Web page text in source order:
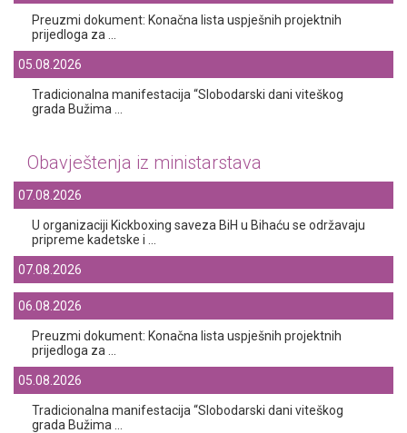
Preuzmi dokument: Konačna lista uspješnih projektnih
prijedloga za ...
05.08.2026
Tradicionalna manifestacija “Slobodarski dani viteškog
grada Bužima ...
Obavještenja iz ministarstava
07.08.2026
U organizaciji Kickboxing saveza BiH u Bihaću se održavaju
pripreme kadetske i ...
07.08.2026
06.08.2026
Preuzmi dokument: Konačna lista uspješnih projektnih
prijedloga za ...
05.08.2026
Tradicionalna manifestacija “Slobodarski dani viteškog
grada Bužima ...